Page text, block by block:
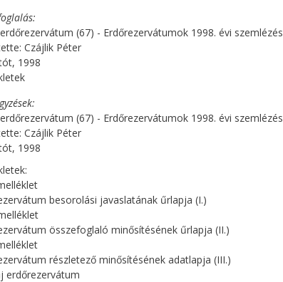
(67) - Erdőrezervátumok 1998. évi
Czájlik Péter
1998
(67) - Erdőrezervátumok 1998. évi
Czájlik Péter
1998
besorolási javaslatának űrlapja (I.)
összefoglaló minősítésének űrlapja (II.)
részletező minősítésének adatlapja (III.)
erdőrezervátum